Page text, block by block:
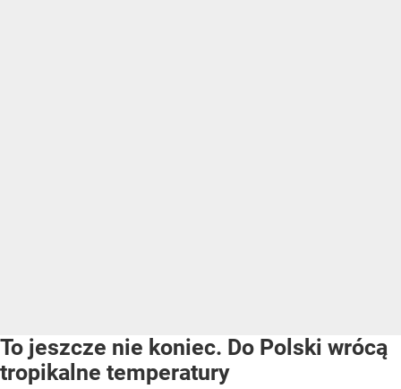
To jeszcze nie koniec. Do Polski wrócą
tropikalne temperatury